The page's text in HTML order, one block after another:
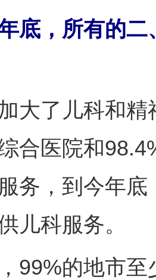
，所有的二
了儿科和精
合医院和
务，到今年
儿科服务。
的地市至